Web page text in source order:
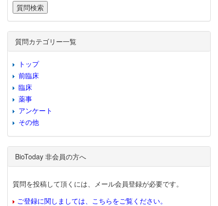
質問カテゴリー一覧
トップ
前臨床
臨床
薬事
アンケート
その他
BioToday 非会員の方へ
質問を投稿して頂くには、メール会員登録が必要です。
ご登録に関しましては、こちらをご覧ください。